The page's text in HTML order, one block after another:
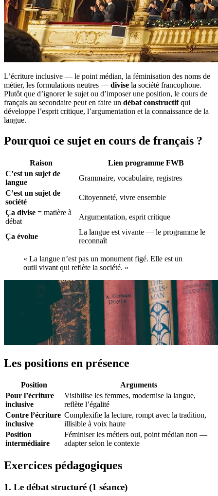
L’écriture inclusive — le point médian, la féminisation des noms de
métier, les formulations neutres — divise la société francophone.
Plutôt que d’ignorer le sujet ou d’imposer une position, le cours de
français au secondaire peut en faire un débat constructifqui
développe l’esprit critique, l’argumentation et la connaissance de la
langue.
Pourquoi ce sujet en cours de français ?
Raison
Lien programme FWB
C’est un sujet de
langue
Grammaire, vocabulaire, registres
C’est un sujet de
société
Citoyenneté, vivre ensemble
Ça divise = matière à
débat
Argumentation, esprit critique
Ça évolue
La langue est vivante — le programme le
reconnaît
« La langue n’est pas un monument figé. Elle est un
outil vivant qui reflète la société. »
Les positions en présence
Position
Arguments
Pour l’écriture
inclusive
Visibilise les femmes, modernise la langue,
reflète l’égalité
Contre l’écriture
inclusive
Complexifie la lecture, rompt avec la tradition,
illisible à voix haute
Position
intermédiaire
Féminiser les métiers oui, point médian non —
adapter selon le contexte
Exercices pédagogiques
1. Le débat structuré (1 séance)